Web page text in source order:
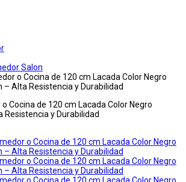
Salon
o Cocina de 120 cm Lacada Color Negro
– Alta Resistencia y Durabilidad